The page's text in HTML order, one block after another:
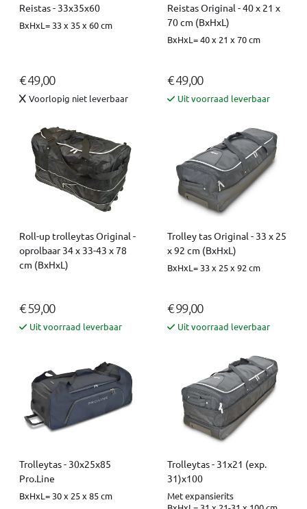
Reistas - 33x35x60
BxHxL= 33 x 35 x 60 cm
€ 49,00
Voorlopig niet leverbaar
Reistas Original - 40 x 21 x
70 cm (BxHxL)
BxHxL= 40 x 21 x 70 cm
€ 49,00
Uit voorraad leverbaar
Roll-up trolleytas Original -
oprolbaar 34 x 33-43 x 78
cm (BxHxL)
€ 59,00
Uit voorraad leverbaar
Trolley tas Original - 33 x 25
x 92 cm (BxHxL)
BxHxL= 33 x 25 x 92 cm
€ 99,00
Uit voorraad leverbaar
Trolleytas - 30x25x85
Pro.Line
BxHxL= 30 x 25 x 85 cm
Trolleytas - 31x21 (exp.
31)x100
Met expansierits